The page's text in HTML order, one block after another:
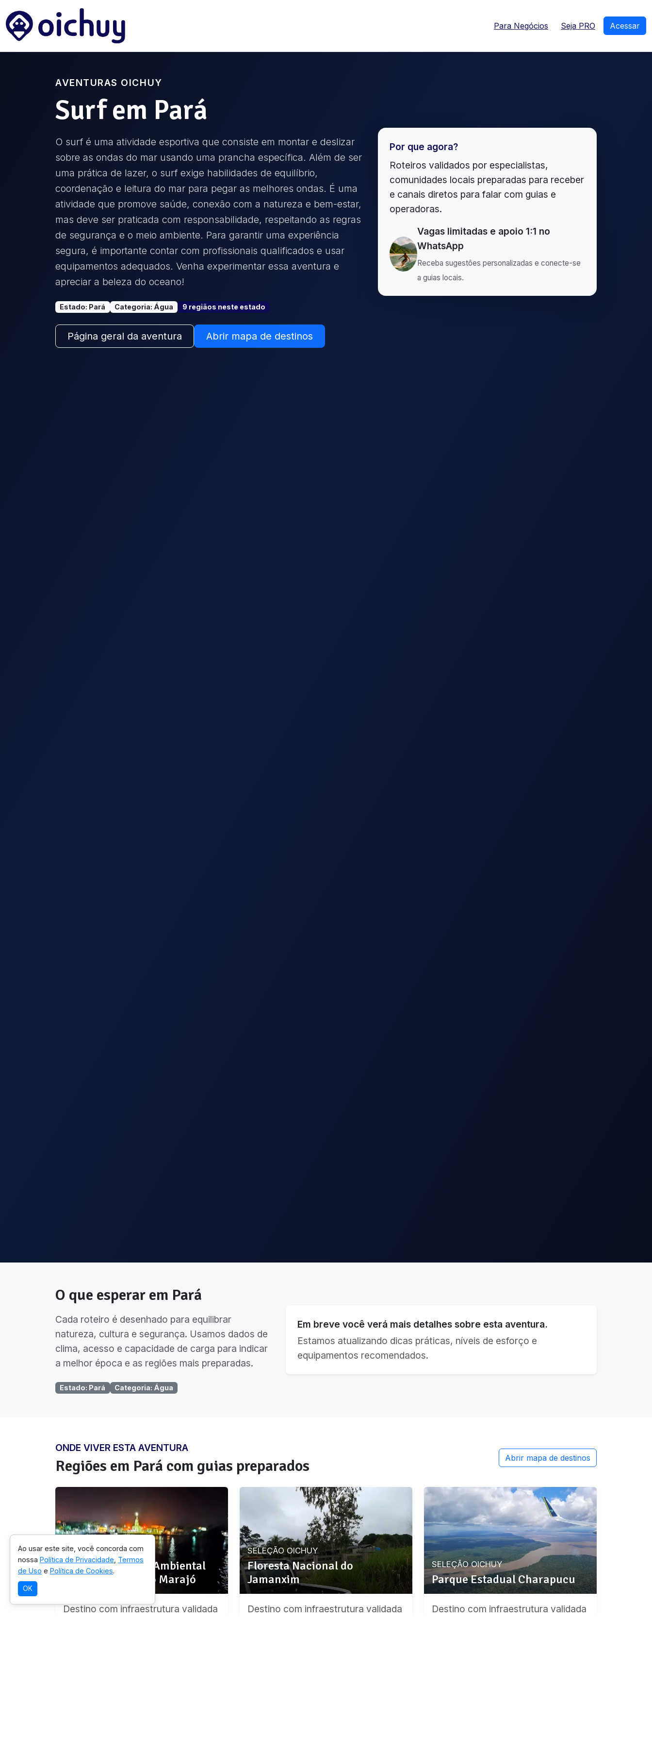
Para Negócios Seja PRO Acessar
AVENTURAS OICHUY
Surfem Pará
O surf é uma atividade esportiva que consiste em montar e deslizar
sobre as ondas do mar usando uma prancha específica. Além de ser
uma prática de lazer, o surf exige habilidades de equilíbrio,
coordenação e leitura do mar para pegar as melhores ondas. É uma
atividade que promove saúde, conexão com a natureza e bem-estar,
mas deve ser praticada com responsabilidade, respeitando as regras
de segurança e o meio ambiente. Para garantir uma experiência
segura, é importante contar com profissionais qualificados e usar
equipamentos adequados. Venha experimentar essa aventura e
apreciar a beleza do oceano!
Estado: Pará Categoria: Água 9 regiãos neste estado
Página geral da aventura Abrir mapa de destinos
Por que agora?
Roteiros validados por especialistas,
comunidades locais preparadas para receber
e canais diretos para falar com guias e
operadoras.
Vagas limitadas e apoio 1:1 no
WhatsApp
Receba sugestões personalizadas e conecte-se
a guias locais.
O que esperar em Pará
Cada roteiro é desenhado para equilibrar
natureza, cultura e segurança. Usamos dados de
clima, acesso e capacidade de carga para indicar
a melhor época e as regiões mais preparadas.
Estado: Pará Categoria: Água
Em breve você verá mais detalhes sobre esta aventura.
Estamos atualizando dicas práticas, níveis de esforço e
equipamentos recomendados.
ONDE VIVER ESTA AVENTURA
Regiões em Pará com guias preparados Abrir mapa de destinos
SELEÇÃO OICHUY
Área de Proteção Ambiental
do Arquipélago do Marajó
Destino com infraestrutura validada
SELEÇÃO OICHUY
Floresta Nacional do
Jamanxim
Destino com infraestrutura validada
SELEÇÃO OICHUY
Parque Estadual Charapucu
Destino com infraestrutura validada
Ao usar este site, você concorda com
nossa Política de Privacidade Termos
de Uso e Política de Cookies.
OK